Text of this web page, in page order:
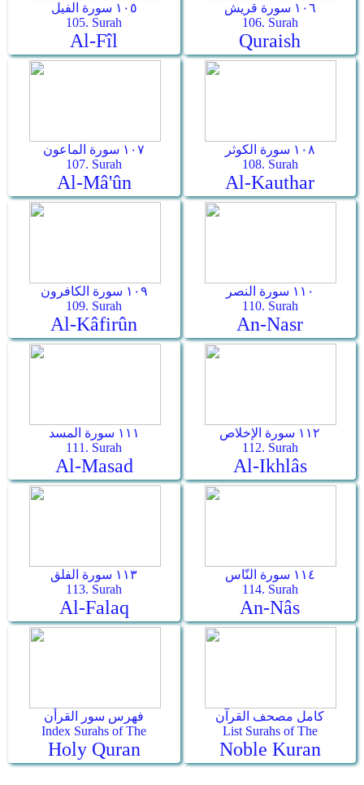
١٠٥ سورة الفيل
105. Surah
Al-Fîl
١٠٦ سورة قريش
106. Surah
Quraish
١٠٧ سورة الماعون
107. Surah
Al-Mâ'ûn
١٠٨ سورة الكوثر
108. Surah
Al-Kauthar
١٠٩ سورة الكافرون
109. Surah
Al-Kâfirûn
١١٠ سورة النصر
110. Surah
An-Nasr
١١١ سورة المسد
111. Surah
Al-Masad
١١٢ سورة الإخلاص
112. Surah
Al-Ikhlâs
١١٣ سورة الفلق
113. Surah
Al-Falaq
١١٤ سورة النّاس
114. Surah
An-Nâs
فهرس سور القرأن
Index Surahs of The
Holy Quran
كامل مصحف القرآن
List Surahs of The
Noble Kuran